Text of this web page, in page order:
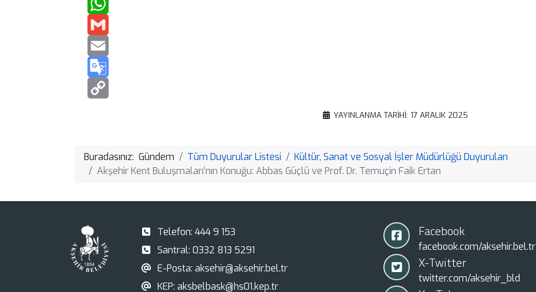
Translate
Copy
YAYINLANMA TARIHI: 17 ARALIK 2025
Buradasınız: Gündem Tüm Duyurular Listesi
Kültür, Sanat ve Sosyal İşler Müdürlüğü Duyuruları
Akşehir Kent Buluşmaları’nın Konuğu: Abbas Güçlü ve Prof. Dr. Temuçin Faik Ertan
Telefon: 444 9 153
Santral: 0332 813 5291
E-Posta: aksehir@aksehir.bel.tr
KEP: aksbelbask@hs01.kep.tr
Facebook
facebook.com/aksehir.bel.tr
X-Twitter
twitter.com/aksehir_bld